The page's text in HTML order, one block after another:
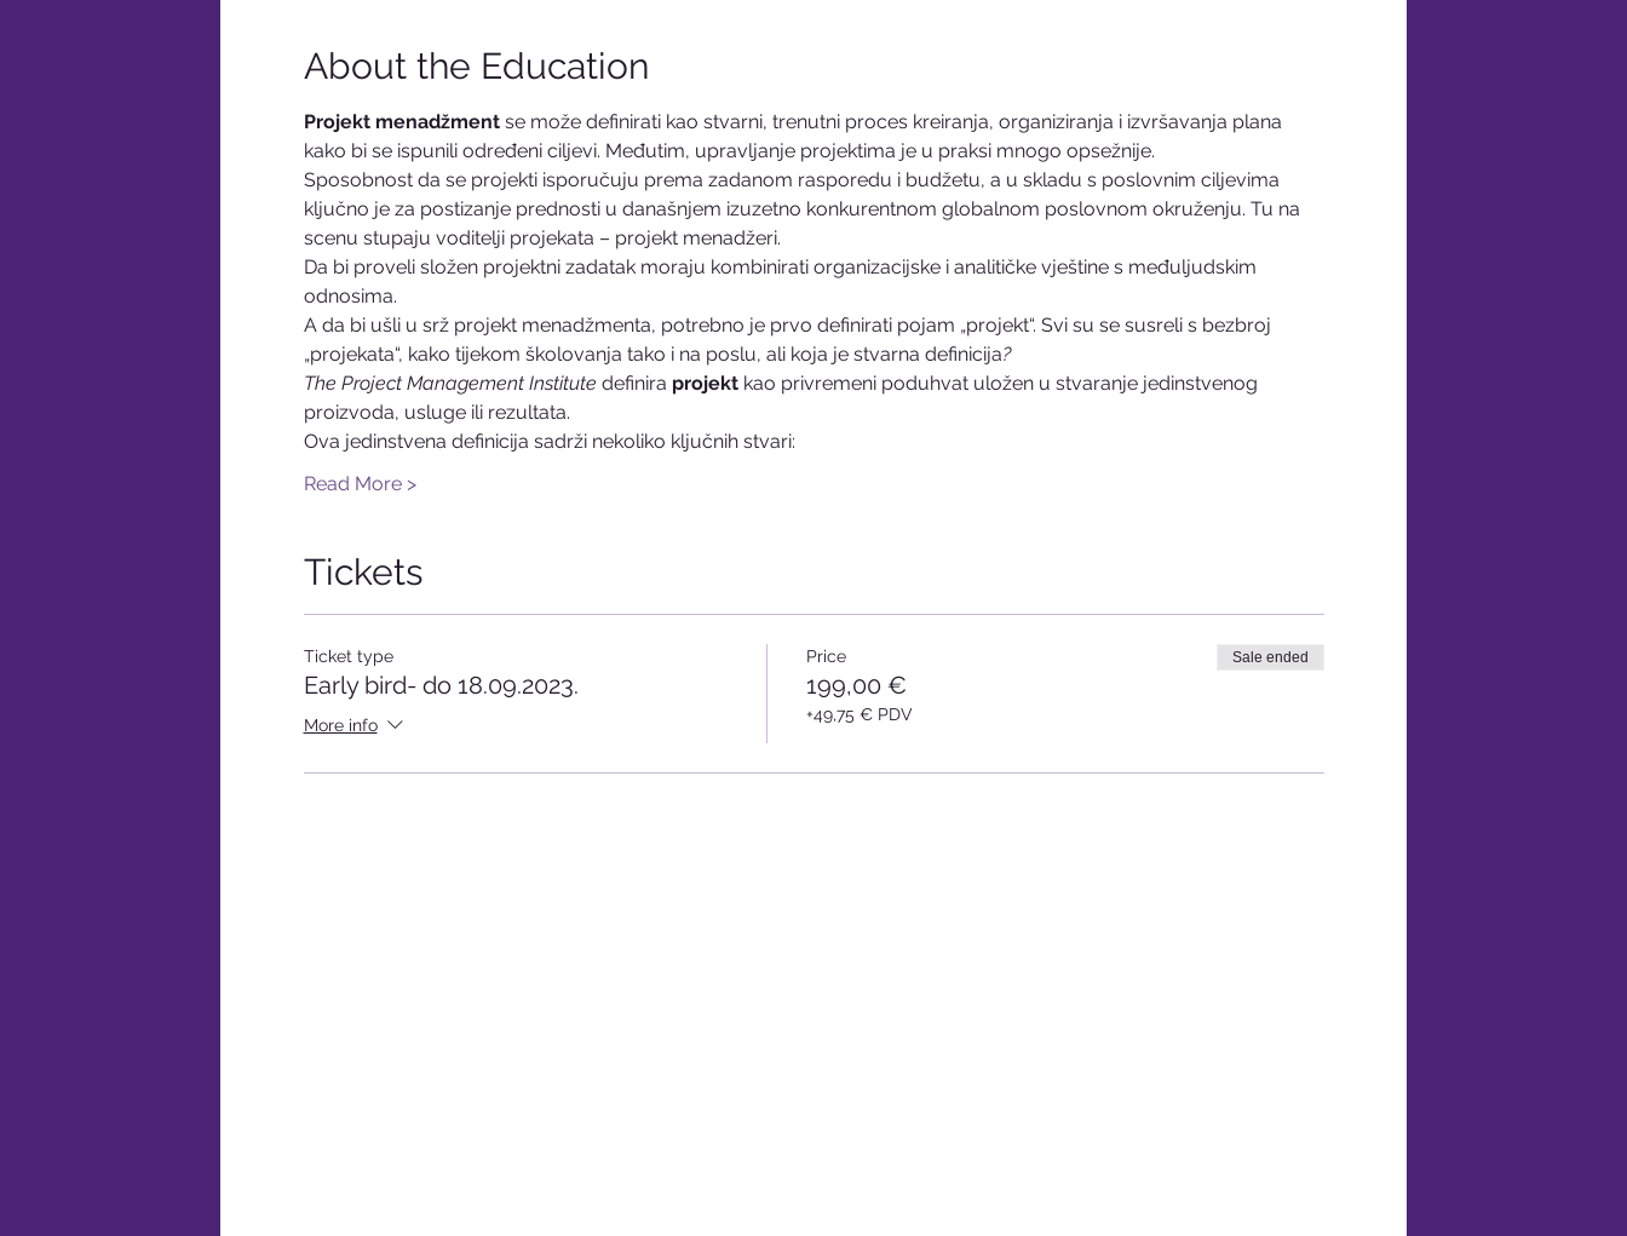
About the Education
Projekt menadžment se može definirati kao stvarni, trenutni proces kreiranja, organiziranja i izvršavanja plana
kako bi se ispunili određeni ciljevi. Međutim, upravljanje projektima je u praksi mnogo opsežnije.
Sposobnost da se projekti isporučuju prema zadanom rasporedu i budžetu, a u skladu s poslovnim ciljevima
ključno je za postizanje prednosti u današnjem izuzetno konkurentnom globalnom poslovnom okruženju. Tu na
scenu stupaju voditelji projekata – projekt menadžeri.
Da bi proveli složen projektni zadatak moraju kombinirati organizacijske i analitičke vještine s međuljudskim
odnosima.
A da bi ušli u srž projekt menadžmenta, potrebno je prvo definirati pojam „projekt“. Svi su se susreli s bezbroj
„projekata“, kako tijekom školovanja tako i na poslu, ali koja je stvarna definicija?
The Project Management Institute definira projekt kao privremeni poduhvat uložen u stvaranje jedinstvenog
proizvoda, usluge ili rezultata.
Ova jedinstvena definicija sadrži nekoliko ključnih stvari:
Read More >
Tickets
Ticket type
Early bird- do 18.09.2023.
More info
Price
199,00 €
+49,75 € PDV
Sale ended